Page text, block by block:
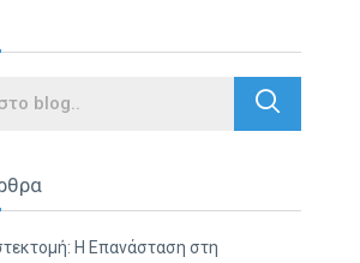
Search
Η Επανάσταση στη